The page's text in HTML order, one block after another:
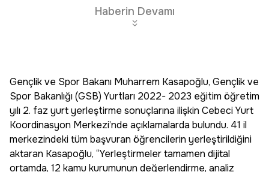
Haberin Devamı
Gençlik ve Spor Bakanı Muharrem Kasapoğlu, Gençlik ve
Spor Bakanlığı (GSB) Yurtları 2022- 2023 eğitim öğretim
yılı 2. faz yurt yerleştirme sonuçlarına ilişkin Cebeci Yurt
Koordinasyon Merkezi’nde açıklamalarda bulundu. 41 il
merkezindeki tüm başvuran öğrencilerin yerleştirildiğini
aktaran Kasapoğlu, “Yerleştirmeler tamamen dijital
ortamda, 12 kamu kurumunun değerlendirme, analiz